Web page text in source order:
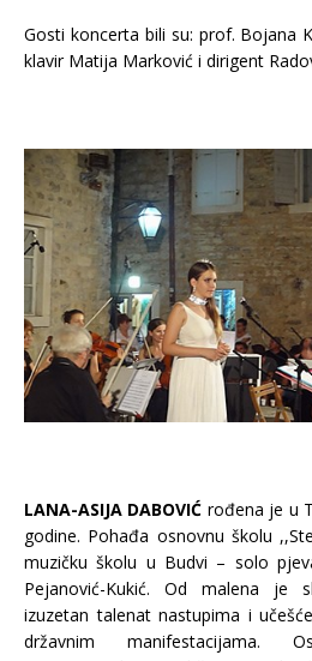
Gosti koncerta bili su: prof. Bojana
klavir Matija Marković i dirigent
LANA-ASIJA DABOVIĆ rođena je u
godine. Pohađa osnovnu školu
muzičku školu u Budvi – solo
Pejanović-Kukić. Od malena je
izuzetan talenat nastupima i
državnim manifestacijama.